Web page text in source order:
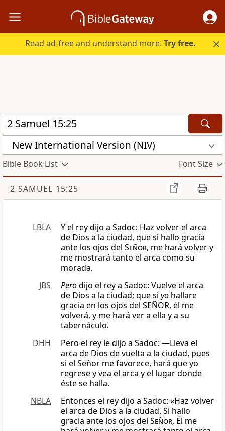
Read ad-free and understand more.Try free.
New International Version (NIV)
Bible Book List Font Size
2 SAMUEL 15:25
LBLA
Y el rey dijo a Sadoc: Haz volver el arca
de Dios a la ciudad, que si hallo gracia
ante los ojos del Señor, me hará volver y
me mostrará tanto el arca como su
morada.
JBS
Perodijo el rey a Sadoc: Vuelve el arca
de Dios a la ciudad; que si yo hallare
gracia en los ojos del SEÑOR, él me
volverá, y me hará ver a ella y a su
tabernáculo.
DHH
Pero el rey le dijo a Sadoc: —Lleva el
arca de Dios de vuelta a la ciudad, pues
si el Señor me favorece, hará que yo
regrese y vea el arca y el lugar donde
éste se halla.
NBLA
Entonces el rey dijo a Sadoc: «Haz volver
el arca de Dios a la ciudad. Si hallo
gracia ante los ojos del Señor, Él me